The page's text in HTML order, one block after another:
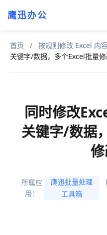
鹰迅办公
首页 / 按规则修改 Excel 内
关键字/数据，多个Excel批量修
同时修改
关键字/数据
修
所属应
用：
鹰迅批量处理
工具箱